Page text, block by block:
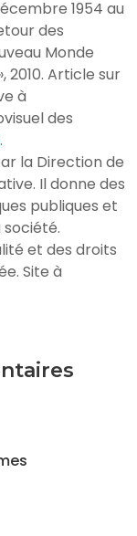
1954 au
des
Monde
2010. Article sur
à
des
.
la Direction de
Il donne des
publiques et
et des droits
Site à